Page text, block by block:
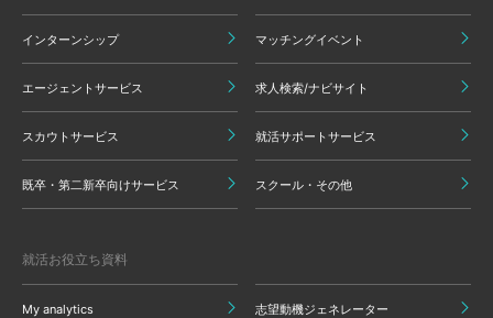
インターンシップ マッチングイベント
エージェントサービス 求人検索/ナビサイト
スカウトサービス 就活サポートサービス
既卒・第二新卒向けサービス スクール・その他
就活お役立ち資料
My analytics 志望動機ジェネレーター